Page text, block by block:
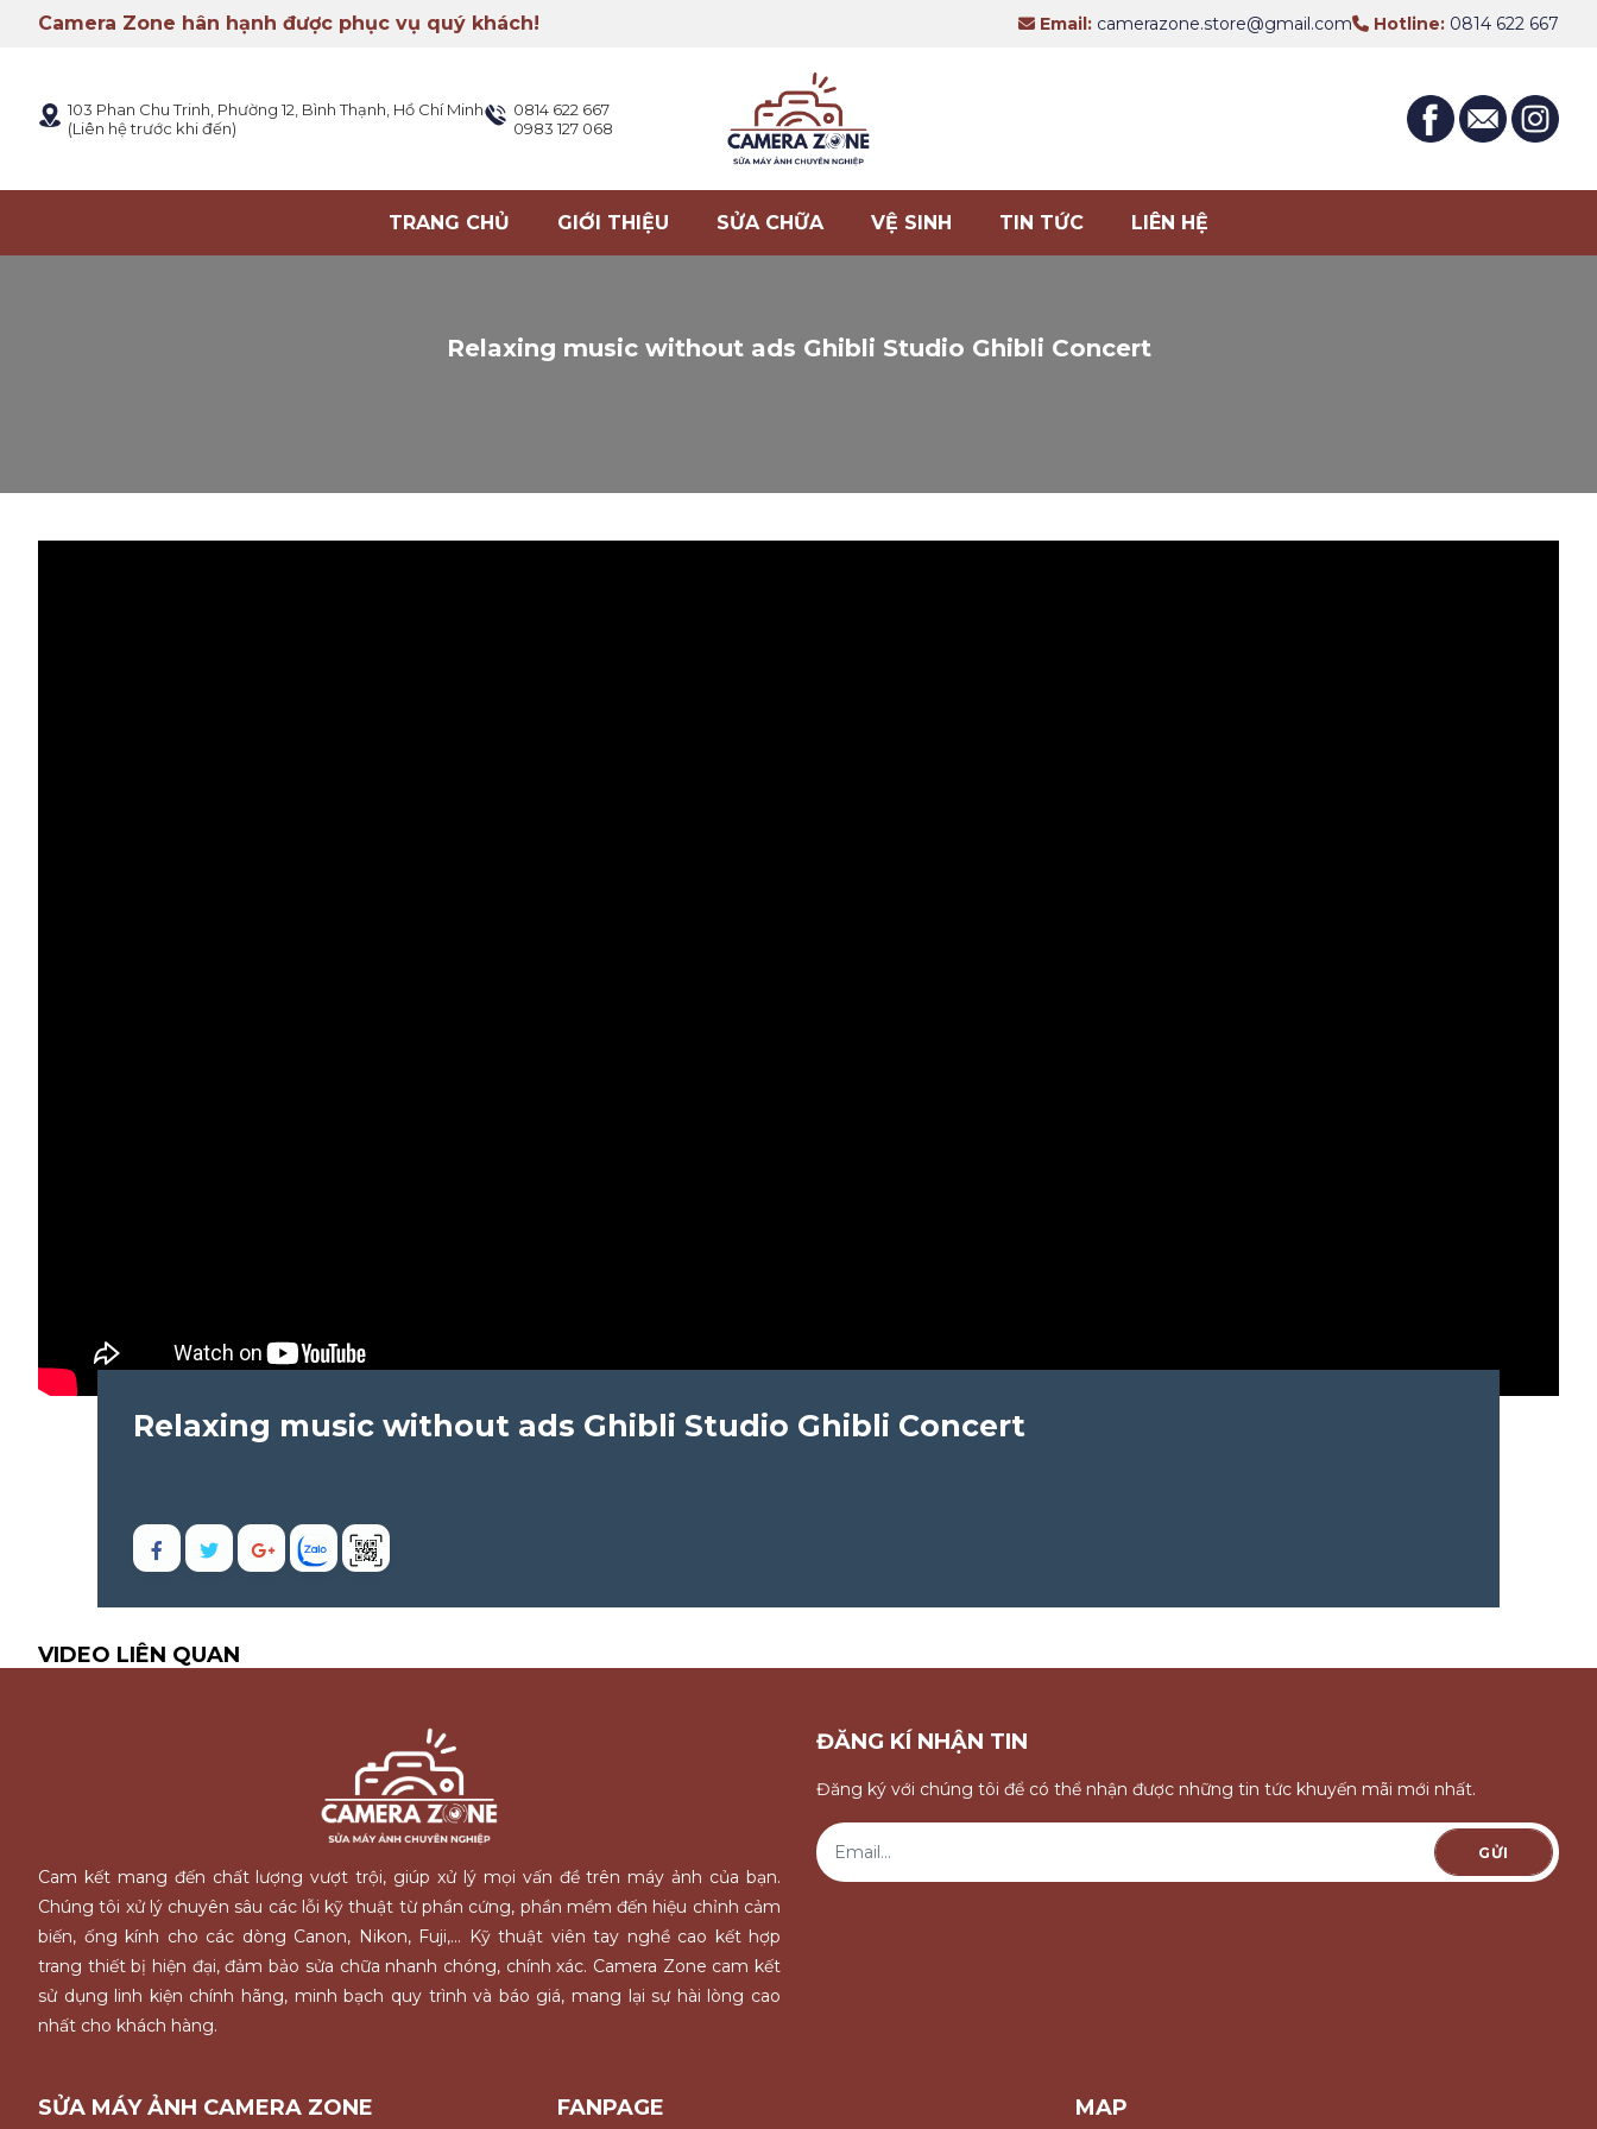
Camera Zone hân hạnh được phục vụ quý khách! Email: camerazone.store@gmail.com Hotline: 0814 622 667
103 Phan Chu Trinh, Phường 12, Bình Thạnh, Hồ Chí Minh
(Liên hệ trước khi đến)
0814 622 667
0983 127 068
TRANG CHỦ GIỚI THIỆU SỬA CHỮA VỆ SINH TIN TỨC LIÊN HỆ
Relaxing music without ads Ghibli Studio Ghibli Concert
Relaxing music without ads Ghibli Studio Ghibli Concert
VIDEO LIÊN QUAN
Cam kết mang đến chất lượng vượt trội, giúp xử lý mọi vấn đề trên máy ảnh của bạn.
Chúng tôi xử lý chuyên sâu các lỗi kỹ thuật từ phần cứng, phần mềm đến hiệu chỉnh cảm
biến, ống kính cho các dòng Canon, Nikon, Fuji,... Kỹ thuật viên tay nghề cao kết hợp
trang thiết bị hiện đại, đảm bảo sửa chữa nhanh chóng, chính xác. Camera Zone cam kết
sử dụng linh kiện chính hãng, minh bạch quy trình và báo giá, mang lại sự hài lòng cao
nhất cho khách hàng.
ĐĂNG KÍ NHẬN TIN
Đăng ký với chúng tôi để có thể nhận được những tin tức khuyến mãi mới nhất.
GỬI
SỬA MÁY ẢNH CAMERA ZONE FANPAGE MAP